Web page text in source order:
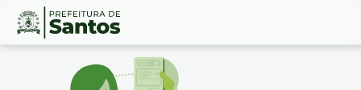
Ir
Conteúdo